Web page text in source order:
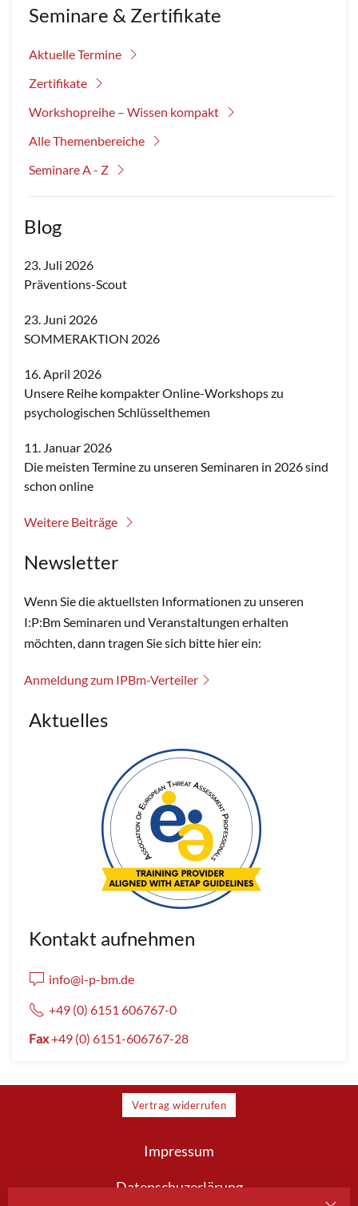
Seminare & Zertifikate
Aktuelle Termine
Zertifikate
Workshopreihe – Wissen kompakt
Alle Themenbereiche
Seminare A - Z
Blog
23. Juli 2026
Präventions-Scout
23. Juni 2026
SOMMERAKTION 2026
16. April 2026
Unsere Reihe kompakter Online-Workshops zu
psychologischen Schlüsselthemen
11. Januar 2026
Die meisten Termine zu unseren Seminaren in 2026 sind
schon online
Weitere Beiträge
Newsletter
Wenn Sie die aktuellsten Informationen zu unseren
I:P:Bm Seminaren und Veranstaltungen erhalten
möchten, dann tragen Sie sich bitte hier ein:
Anmeldung zum IPBm-Verteiler
Aktuelles
Kontakt aufnehmen
info@i-p-bm.de
+49 (0) 6151 606767-0
Fax+49 (0) 6151-606767-28
Vertrag widerrufen
Impressum
Datenschuzerlärung